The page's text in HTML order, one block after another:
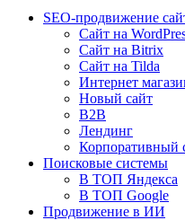
SEO-продвижение
Сайт на
Сайт на Bitrix
Сайт на Tilda
Интернет
Новый сайт
B2B
Лендинг
Корпоративный
Поисковые системы
В ТОП Яндекса
В ТОП Google
Продвижение в ИИ